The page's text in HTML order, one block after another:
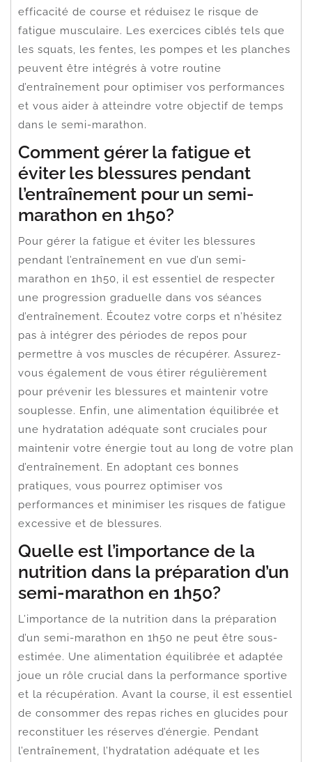
efficacité de course et réduisez le risque de
fatigue musculaire. Les exercices ciblés tels que
les squats, les fentes, les pompes et les planches
peuvent être intégrés à votre routine
d’entraînement pour optimiser vos performances
et vous aider à atteindre votre objectif de temps
dans le semi-marathon.
Comment gérer la fatigue et
éviter les blessures pendant
l’entraînement pour un semi-
marathon en 1h50?
Pour gérer la fatigue et éviter les blessures
pendant l’entraînement en vue d’un semi-
marathon en 1h50, il est essentiel de respecter
une progression graduelle dans vos séances
d’entraînement. Écoutez votre corps et n’hésitez
pas à intégrer des périodes de repos pour
permettre à vos muscles de récupérer. Assurez-
vous également de vous étirer régulièrement
pour prévenir les blessures et maintenir votre
souplesse. Enfin, une alimentation équilibrée et
une hydratation adéquate sont cruciales pour
maintenir votre énergie tout au long de votre plan
d’entraînement. En adoptant ces bonnes
pratiques, vous pourrez optimiser vos
performances et minimiser les risques de fatigue
excessive et de blessures.
Quelle est l’importance de la
nutrition dans la préparation d’un
semi-marathon en 1h50?
L’importance de la nutrition dans la préparation
d’un semi-marathon en 1h50 ne peut être sous-
estimée. Une alimentation équilibrée et adaptée
joue un rôle crucial dans la performance sportive
et la récupération. Avant la course, il est essentiel
de consommer des repas riches en glucides pour
reconstituer les réserves d’énergie. Pendant
l’entraînement, l’hydratation adéquate et les